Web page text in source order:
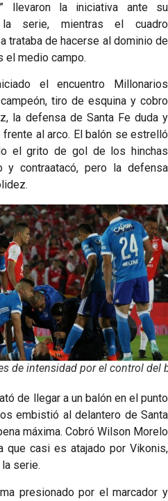
” llevaron la iniciativa ante su
la serie, mientras el cuadro
trataba de hacerse al dominio de
el medio campo.
el encuentro Millonarios
tiro de esquina y cobro
la defensa de Santa Fe duda y
al arco. El balón se estrelló
el grito de gol de los hinchas
y contraatacó, pero la defensa
de intensidad por el control del
de llegar a un balón en el punto
embistió al delantero de Santa
máxima. Cobró Wilson Morelo
que casi es atajado por Vikonis,
serie.
presionado por el marcador y